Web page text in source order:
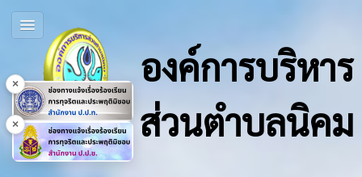
×
×
องค์การบริหาร
ส่วนตำบลนิคม